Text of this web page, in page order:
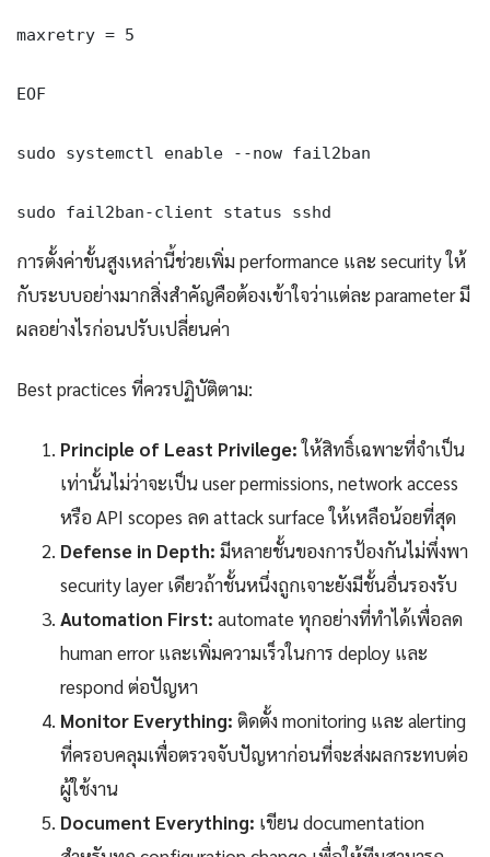
maxretry = 5
EOF
sudo systemctl enable --now fail2ban
sudo fail2ban-client status sshd
การตั้งค่าขั้นสูงเหล่านี้ช่วยเพิ่ม performance และ security ให้
กับระบบอย่างมากสิ่งสำคัญคือต้องเข้าใจว่าแต่ละ parameter มี
ผลอย่างไรก่อนปรับเปลี่ยนค่า
Best practices ที่ควรปฏิบัติตาม:
Principle of Least Privilege:ให้สิทธิ์เฉพาะที่จำเป็น
เท่านั้นไม่ว่าจะเป็น user permissions, network access
หรือ API scopes ลด attack surface ให้เหลือน้อยที่สุด
Defense in Depth: มีหลายชั้นของการป้องกันไม่พึ่งพา
security layer เดียวถ้าชั้นหนึ่งถูกเจาะยังมีชั้นอื่นรองรับ
Automation First: automate ทุกอย่างที่ทำได้เพื่อลด
human error และเพิ่มความเร็วในการ deploy และ
respond ต่อปัญหา
Monitor Everything: ติดตั้ง monitoring และ alerting
ที่ครอบคลุมเพื่อตรวจจับปัญหาก่อนที่จะส่งผลกระทบต่อ
ผู้ใช้งาน
Document Everything: เขียน documentation